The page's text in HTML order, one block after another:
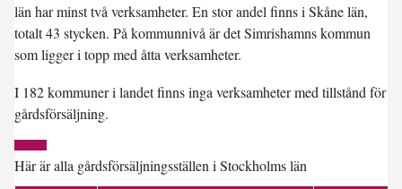
län har minst två verksamheter. En stor andel finns i Skåne län,
totalt 43 stycken. På kommunnivå är det Simrishamns kommun
som ligger i topp med åtta verksamheter.
I 182 kommuner i landet finns inga verksamheter med tillstånd för
gårdsförsäljning.
Här är alla gårdsförsäljningsställen i Stockholms län